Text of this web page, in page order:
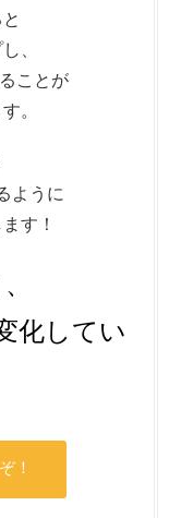
、
ことが
。
ように
す！
化してい
！